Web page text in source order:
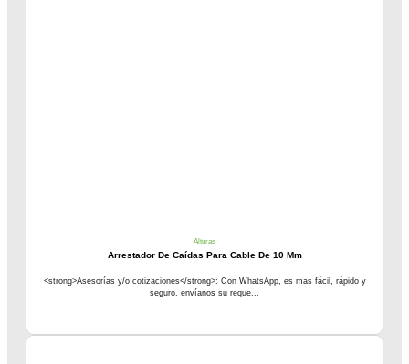
Alturas
Arrestador De Caídas Para Cable De 10 Mm
<strong>Asesorías y/o cotizaciones</strong>: Con WhatsApp, es mas fácil, rápido y
seguro, envíanos su reque...